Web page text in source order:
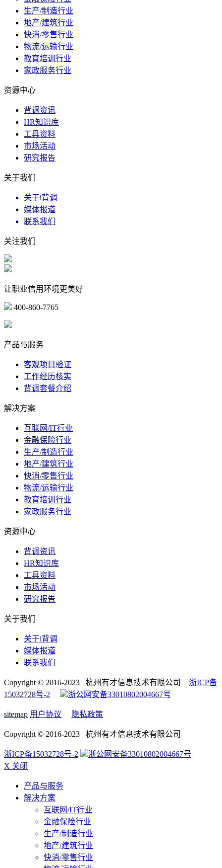
生产/制造行业
地产/建筑行业
快消/零售行业
物流/运输行业
教育培训行业
家政服务行业
资源中心
背调资讯
HR知识库
工具资料
市场活动
研究报告
关于我们
关于i背调
媒体报道
联系我们
关注我们
让职业信用环境更美好
400-860-7765
产品与服务
客观项目验证
工作经历核实
背调套餐介绍
解决方案
互联网/IT行业
金融保险行业
生产/制造行业
地产/建筑行业
快消/零售行业
物流/运输行业
教育培训行业
家政服务行业
资源中心
背调资讯
HR知识库
工具资料
市场活动
研究报告
关于我们
关于i背调
媒体报道
联系我们
Copyright © 2016-2023 杭州有才信息技术有限公司 浙ICP备
15032728号-2
浙公网安备33010802004667号
sitemap 用户协议 隐私政策
Copyright © 2016-2023 杭州有才信息技术有限公司
浙ICP备15032728号-2
浙公网安备33010802004667号
X 关闭
产品与服务
解决方案
互联网/IT行业
金融保险行业
生产/制造行业
地产/建筑行业
快消/零售行业